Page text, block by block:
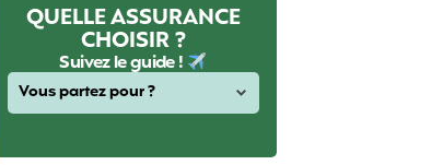
QUELLE ASSURANCE
CHOISIR ?
Suivez le guide !